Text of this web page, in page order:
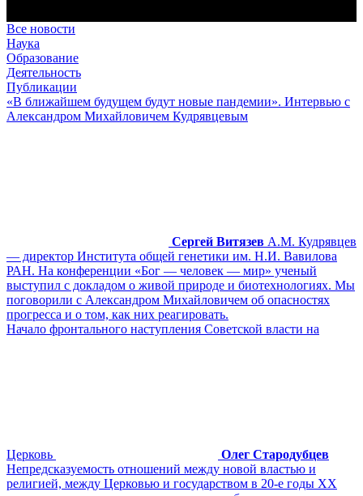
Все новости
Наука
Образование
Деятельность
Публикации
«В ближайшем будущем будут новые пандемии». Интервью с
Александром Михайловичем Кудрявцевым
Сергей Витязев А.М. Кудрявцев
— директор Института общей генетики им. Н.И. Вавилова
РАН. На конференции «Бог — человек — мир» ученый
выступил с докладом о живой природе и биотехнологиях. Мы
поговорили с Александром Михайловичем об опасностях
прогресса и о том, как них реагировать.
Начало фронтального наступления Советской власти на
Церковь
Олег Стародубцев
Непредсказуемость отношений между новой властью и
религией, между Церковью и государством в 20-е годы XX